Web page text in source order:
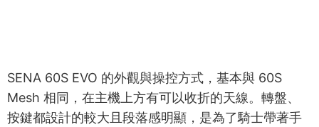
SENA 60S EVO 的外觀與操控方式，基本與 60S
Mesh 相同，在主機上方有可以收折的天線。轉盤、
按鍵都設計的較大且段落感明顯，是為了騎士帶著手